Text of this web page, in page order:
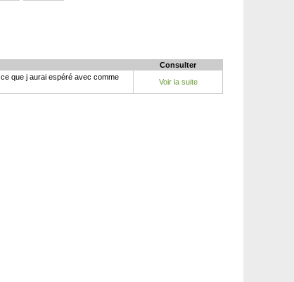
Consulter
que j aurai espéré avec comme
Voir la suite